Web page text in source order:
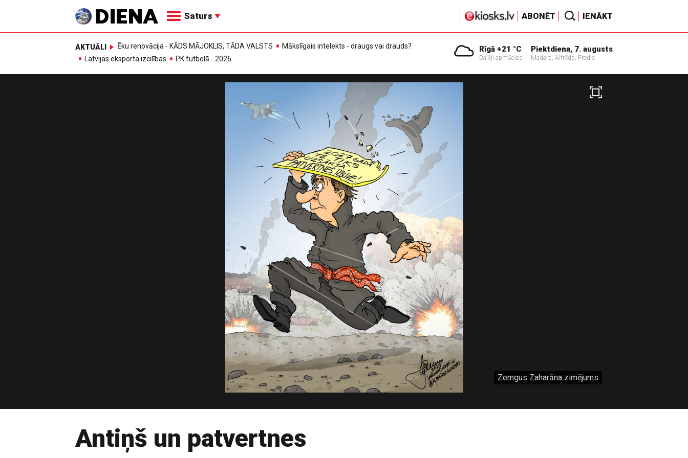
Saturs ABONĒT IENĀKT
AKTUĀLI Ēku renovācija - KĀDS MĀJOKLIS, TĀDA VALSTS
Mākslīgais intelekts - draugs vai drauds?
Latvijas eksporta izcilības
PK futbolā - 2026
Rīgā +21 °C
Daļēji apmācies
Piektdiena, 7. augusts
Madars, Alfrēds, Fredis
Zemgus Zaharāna zimējums
Antiņš un patvertnes